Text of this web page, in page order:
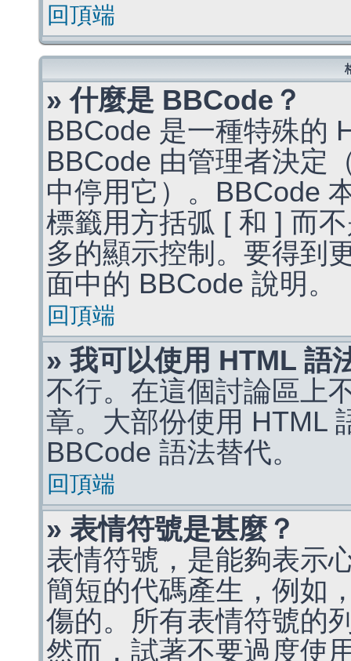
回頂端
» 什麼是 BBCode？
BBCode 是一種特殊的
BBCode 由管理者決定
中停用它）。BBCode
標籤用方括弧 [ 和 ] 而
多的顯示控制。要得到
面中的 BBCode 說明。
回頂端
» 我可以使用 HTML 語
不行。在這個討論區上
章。大部份使用 HTML
BBCode 語法替代。
回頂端
» 表情符號是甚麼？
表情符號，是能夠表示
簡短的代碼產生，例如
傷的。所有表情符號的
然而，試著不要過度使